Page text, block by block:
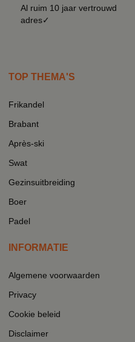
Al ruim 10 jaar vertrouwd
adres✓
TOP THEMA'S
Frikandel
Brabant
Après-ski
Swat
Gezinsuitbreiding
Boer
Padel
INFORMATIE
Algemene voorwaarden
Privacy
Cookie beleid
Disclaimer